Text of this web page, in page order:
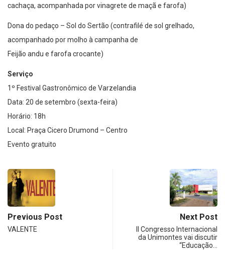
cachaça, acompanhada por vinagrete de maçã e farofa)
Dona do pedaço – Sol do Sertão (contrafilé de sol grelhado,
acompanhado por molho à campanha de
Feijão andu e farofa crocante)
Serviço
1º Festival Gastronômico de Varzelandia
Data: 20 de setembro (sexta-feira)
Horário: 18h
Local: Praça Cicero Drumond – Centro
Evento gratuito
Previous Post
VALENTE
Next Post
II Congresso Internacional
da Unimontes vai discutir
“Educação…